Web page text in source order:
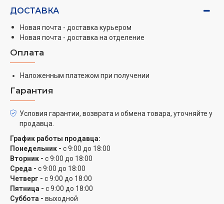
ActiveWater 45 с системой коробов VarioFlexPlus или
VarioFlex.
ДОСТАВКА
Новая почта - доставка курьером
Новая почта - доставка на отделение
Оплата
Наложенным платежом при получении
Гарантия
Условия гарантии, возврата и обмена товара, уточняйте у
продавца.
График работы продавца:
Понедельник - с 9:00 до 18:00
Вторник - с 9:00 до 18:00
Среда - с 9:00 до 18:00
Четверг - с 9:00 до 18:00
Пятница - с 9:00 до 18:00
Суббота - выходной